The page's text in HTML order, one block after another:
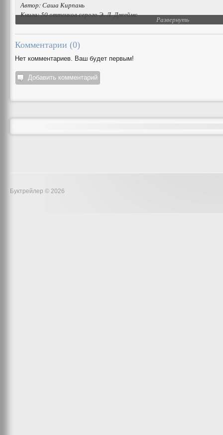
Автор: Саша Кирпань
Книга: 50 оттенков серого Э. Л. Джеймс
Развернуть
Комментарии (0)
Нет комментариев. Ваш будет первым!
Добавить комментарий
Буктрейлер © 2026